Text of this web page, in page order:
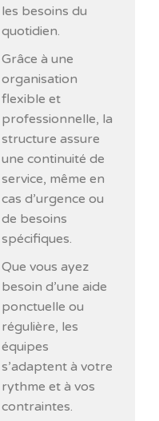
les besoins du
quotidien.
Grâce à une
organisation
flexible et
professionnelle, la
structure assure
une continuité de
service, même en
cas d’urgence ou
de besoins
spécifiques.
Que vous ayez
besoin d’une aide
ponctuelle ou
régulière, les
équipes
s’adaptent à votre
rythme et à vos
contraintes.